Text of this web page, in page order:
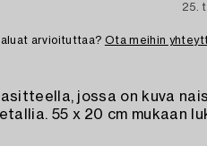
25.
arvioituttaa? Ota meihin
jossa on kuva
55 x 20 cm mukaan